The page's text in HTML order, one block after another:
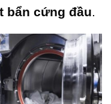
bẩn cứng đầu